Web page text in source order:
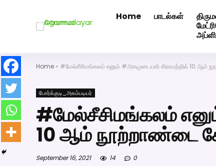
Home பாடல்கள்
Home » #மேல்சீசிமங்கலம் எனும் #அகமுடையார் கிராமத்தில் 10 ஆம்
போர்க்குடி_அகம்படியர்
#மேல்சீசிமங்கலம்
10 ஆம் நூற்றாண்டை
September 16, 2021 14 0
அகமுடையார் திருமண வரன்களுக்கு